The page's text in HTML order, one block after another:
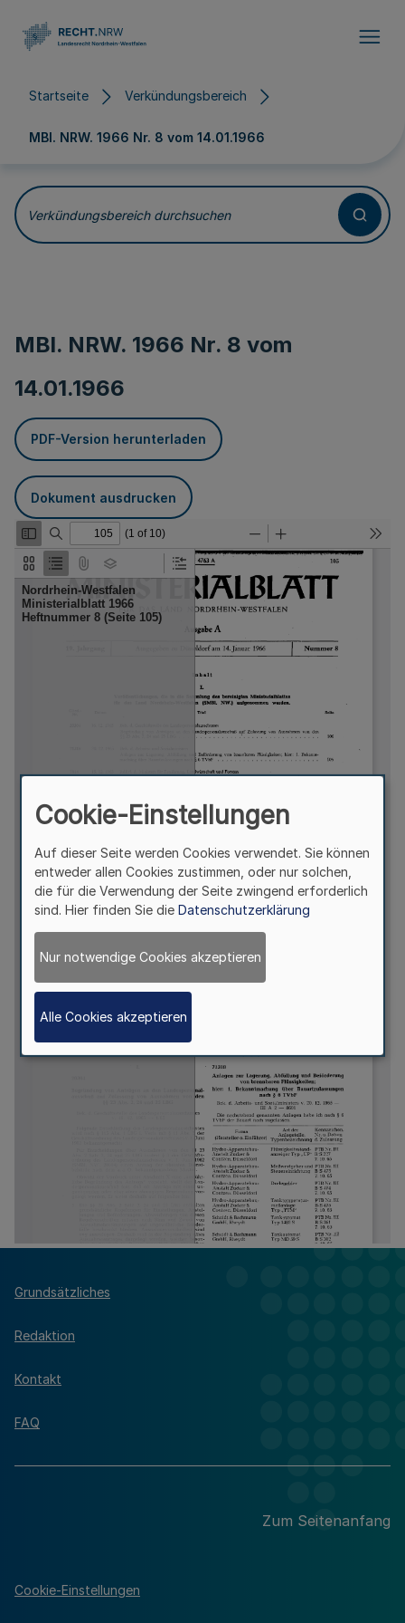
Startseite Verkündungsbereich
MBl. NRW. 1966 Nr. 8 vom 14.01.1966
Verkündungsbereich durchsuchen
MBl. NRW. 1966 Nr. 8 vom
14.01.1966
PDF-Version herunterladen
Dokument ausdrucken
Grundsätzliches
Redaktion
Kontakt
FAQ
Zum Seitenanfang
Cookie-Einstellungen
Cookie-Einstellungen
Auf dieser Seite werden Cookies verwendet. Sie können
entweder allen Cookies zustimmen, oder nur solchen,
die für die Verwendung der Seite zwingend erforderlich
sind. Hier finden Sie die Datenschutzerklärung
Nur notwendige Cookies akzeptieren
Alle Cookies akzeptieren